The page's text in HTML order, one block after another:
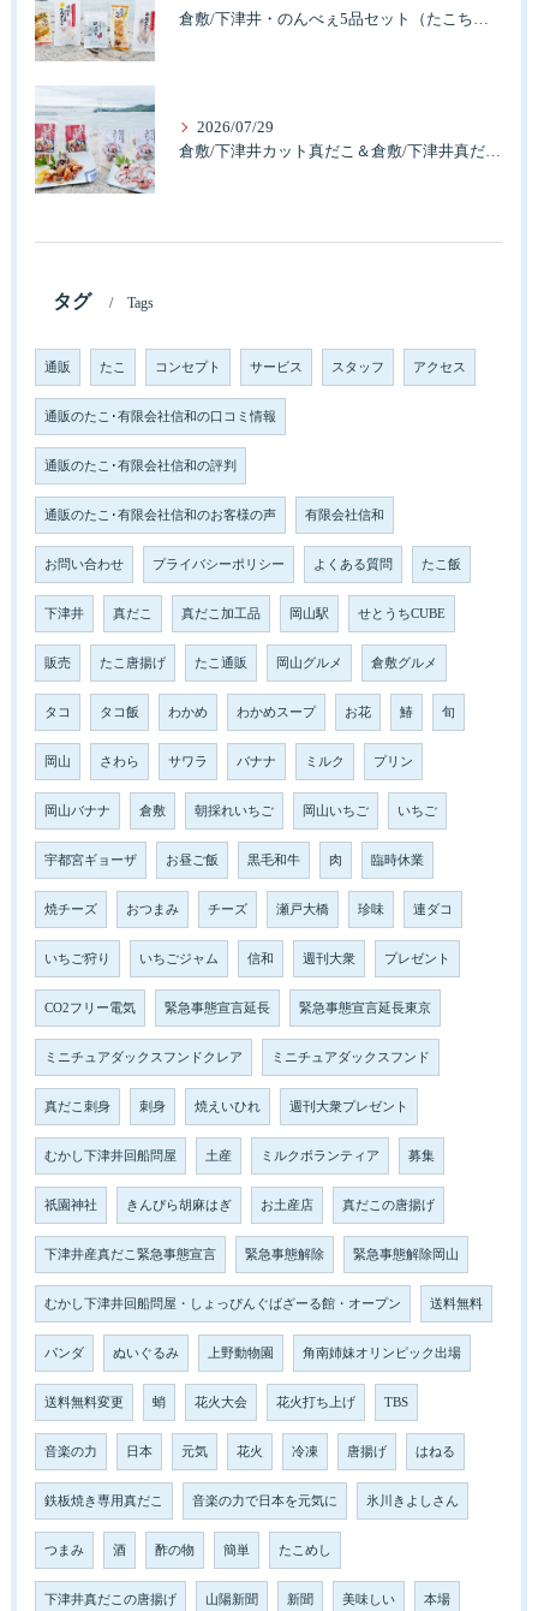
2026/07/29
倉敷/下津井カット真だこ＆倉敷/下津井真だこ唐揚げ・セット人気です。
タグ Tags
通販 たこ コンセプト サービス スタッフ アクセス
通販のたこ･有限会社信和の口コミ情報
通販のたこ･有限会社信和の評判
通販のたこ･有限会社信和のお客様の声 有限会社信和
お問い合わせ プライバシーポリシー よくある質問 たこ飯
下津井 真だこ 真だこ加工品 岡山駅 せとうちCUBE
販売 たこ唐揚げ たこ通販 岡山グルメ 倉敷グルメ
タコ タコ飯 わかめ わかめスープ お花 鰆 旬
岡山 さわら サワラ バナナ ミルク プリン
岡山バナナ 倉敷 朝採れいちご 岡山いちご いちご
宇都宮ギョーザ お昼ご飯 黒毛和牛 肉 臨時休業
焼チーズ おつまみ チーズ 瀬戸大橋 珍味 連ダコ
いちご狩り いちごジャム 信和 週刊大衆 プレゼント
CO2フリー電気 緊急事態宣言延長 緊急事態宣言延長東京
ミニチュアダックスフンドクレア ミニチュアダックスフンド
真だこ刺身 刺身 焼えいひれ 週刊大衆プレゼント
むかし下津井回船問屋 土産 ミルクボランティア 募集
祇園神社 きんぴら胡麻はぎ お土産店 真だこの唐揚げ
下津井産真だこ緊急事態宣言 緊急事態解除 緊急事態解除岡山
むかし下津井回船問屋・しょっぴんぐばざーる館・オープン 送料無料
パンダ ぬいぐるみ 上野動物園 角南姉妹オリンピック出場
送料無料変更 蛸 花火大会 花火打ち上げ TBS
音楽の力 日本 元気 花火 冷凍 唐揚げ はねる
鉄板焼き専用真だこ 音楽の力で日本を元気に 氷川きよしさん
つまみ 酒 酢の物 簡単 たこめし
下津井真だこの唐揚げ 山陽新聞 新聞 美味しい 本場